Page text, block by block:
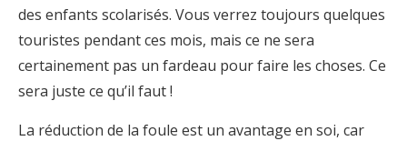
des enfants scolarisés. Vous verrez toujours quelques
touristes pendant ces mois, mais ce ne sera
certainement pas un fardeau pour faire les choses. Ce
sera juste ce qu’il faut !
La réduction de la foule est un avantage en soi, car